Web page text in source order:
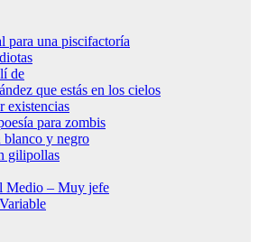
para una piscifactoría
de
que estás en los cielos
existencias
para zombis
blanco y negro
gilipollas
Medio – Muy jefe